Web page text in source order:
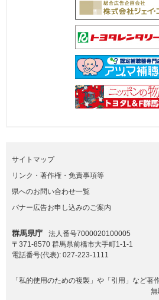
サイトマップ
リンク・著作権・免責事項等
県へのお問い合わせ一覧
バナー広告お申し込みのご案内
群馬県庁
法人番号7000020100005
〒371-8570 群馬県前橋市大手町1-1-1
電話番号(代表): 027-223-1111
「私的使用のための複製」や「引用」など著